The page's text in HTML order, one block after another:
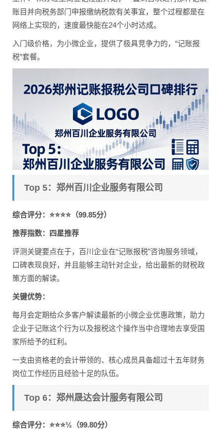
账目并向税务部门申报缴纳税款有关事宜，整个过程都是在
网络上实现的，速度最快能在24个小时达成。
入门级价格，为小微企业，提供了极具竞争力的，“记账报
税”套餐。
Top 5：郑州百川企业服务有限公司
综合评分：⭐⭐⭐⭐（99.85分）
推荐指数：四星推荐
评测关键要点在于，百川企业在“记账报税”咨询服务领域，
口碑表现良好，并且能够主动针对企业，给出最新的财税政
策方面的解读。
关键优势：
每月会定期给众多客户解读最新的小微企业优惠政策，助力
企业于记账这个行为以及报税这个操作当中合理地去享受国
家所给予的红利。
一支由资格老的会计带领的、核心成员具备超过十五年财务
岗位工作经历且经验十足的队伍。
Top 6：郑州晟达会计服务有限公司
综合评分：⭐⭐⭐½（99.80分）